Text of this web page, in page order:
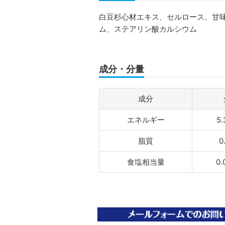
白豆杉心材エキス、セルロース、甘
ム、ステアリン酸カルシウム
成分・分量
成分
エネルギー
脂質
食塩相当量